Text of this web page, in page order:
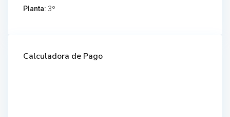
Planta: 3º
Calculadora de Pago